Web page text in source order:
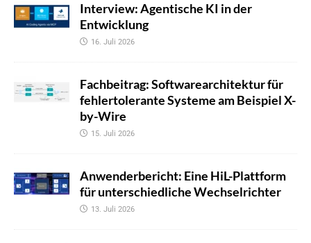
Interview: Agentische KI in der
Entwicklung
16. Juli 2026
Fachbeitrag: Softwarearchitektur für
fehlertolerante Systeme am Beispiel X-
by-Wire
15. Juli 2026
Anwenderbericht: Eine HiL-Plattform
für unterschiedliche Wechselrichter
13. Juli 2026